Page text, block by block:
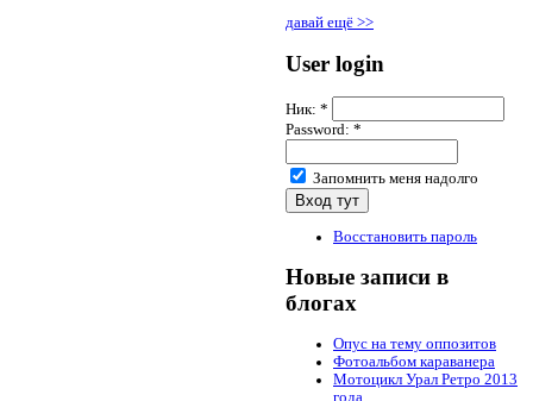
давай ещё >>
User login
Ник: *
Password: *
Запомнить меня надолго
Восстановить пароль
Новые записи в
блогах
Опус на тему оппозитов
Фотоальбом караванера
Мотоцикл Урал Ретро 2013